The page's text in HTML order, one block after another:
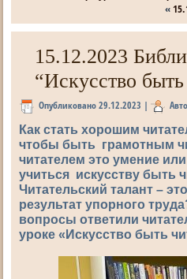
«
15.12.2023
“Искусство
Опубликовано 29.12.2023 |
Как стать хорошим
чтобы быть грамотным
читателем это умение
учиться искусству быть
Читательский талант –
результат упорного
вопросы ответили
уроке «Искусство быть